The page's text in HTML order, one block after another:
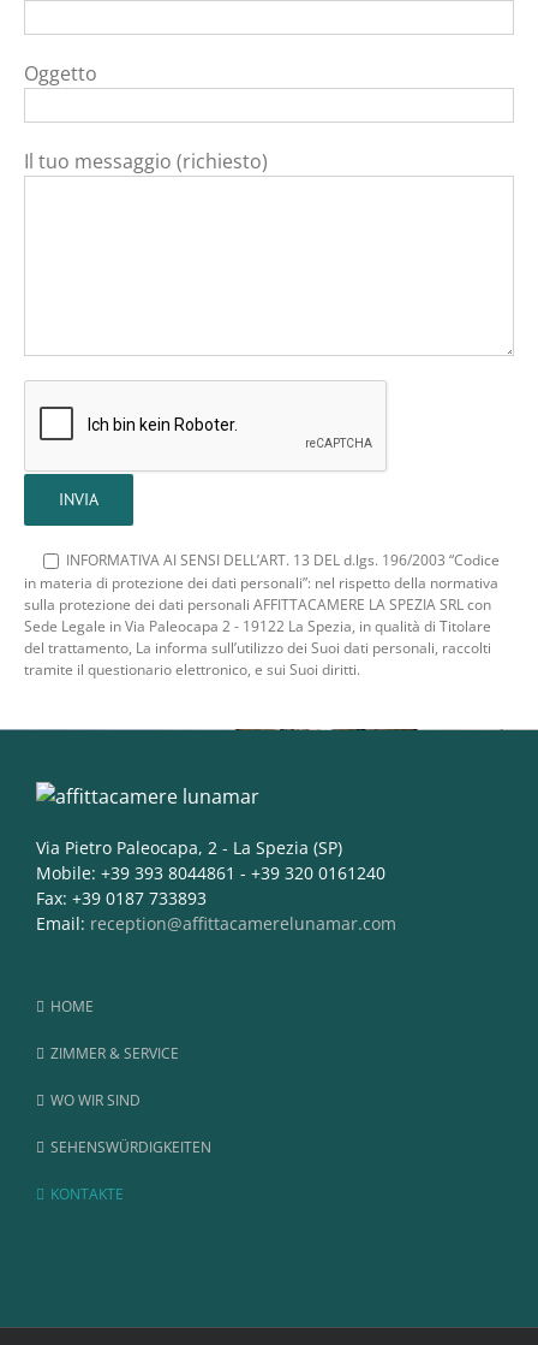
Oggetto
Il tuo messaggio (richiesto)
INFORMATIVA AI SENSI DELL’ART. 13 DEL d.lgs. 196/2003 “Codice
in materia di protezione dei dati personali”: nel rispetto della normativa
sulla protezione dei dati personali AFFITTACAMERE LA SPEZIA SRL con
Sede Legale in Via Paleocapa 2 - 19122 La Spezia, in qualità di Titolare
del trattamento, La informa sull’utilizzo dei Suoi dati personali, raccolti
tramite il questionario elettronico, e sui Suoi diritti.
Via Pietro Paleocapa, 2 - La Spezia (SP)
Mobile: +39 393 8044861 - +39 320 0161240
Fax: +39 0187 733893
Email: reception@affittacamerelunamar.com
HOME
ZIMMER & SERVICE
WO WIR SIND
SEHENSWÜRDIGKEITEN
KONTAKTE